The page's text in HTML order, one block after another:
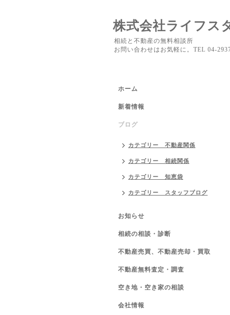
株式会社ライフス
相続と不動産の無料相談所
お問い合わせはお気軽に。TEL 04-
ホーム
新着情報
ブログ
カテゴリー 不動産関係
カテゴリー 相続関係
カテゴリー 知恵袋
カテゴリー スタッフブログ
お知らせ
相続の相談・診断
不動産売買、不動産売却・買取
不動産無料査定・調査
空き地・空き家の相談
会社情報